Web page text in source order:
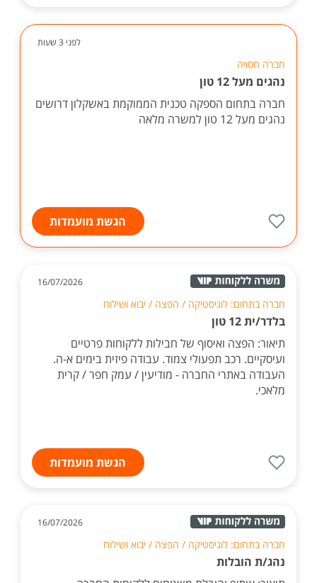
לפני 3 שעות
חברה חסויה
נהגים מעל 12 טון
חברה בתחום הספקה טכנית הממוקמת באשקלון דרושים
נהגים מעל 12 טון למשרה מלאה
הגשת מועמדות
16/07/2026
חברה בתחום: לוגיסטיקה / הפצה / יבוא ושילוח
בלדר/ית 12 טון
תיאור: הפצה ואיסוף של חבילות ללקוחות פרטיים
ועיסקיים. רכב תפעולי צמוד. עבודה פיזית בימים א-ה.
העבודה באתרי החברה - מודיעין / עמק חפר / קרית
מלאכי.
הגשת מועמדות
16/07/2026
חברה בתחום: לוגיסטיקה / הפצה / יבוא ושילוח
נהג/ת הובלות